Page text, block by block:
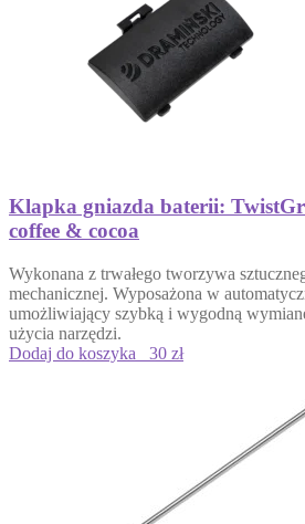
Klapka gniazda baterii:
coffee & cocoa
Wykonana z trwałego tworzywa
mechanicznej. Wyposażona w
umożliwiający szybką i wygodną
użycia narzędzi.
Dodaj do koszyka
30 zł